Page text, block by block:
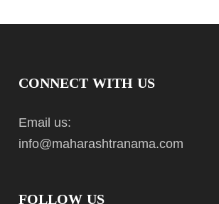
CONNECT WITH US
Email us:
info@maharashtranama.com